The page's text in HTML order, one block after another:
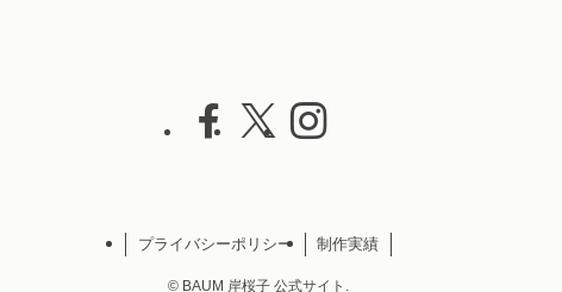
プライバシーポリシー 制作実績
© BAUM 岸桜子 公式サイト.